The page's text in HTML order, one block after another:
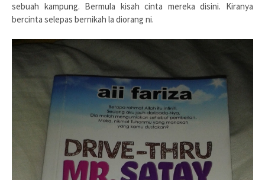
sebuah kampung. Bermula kisah cinta mereka disini. Kiranya
bercinta selepas bernikah la diorang ni.